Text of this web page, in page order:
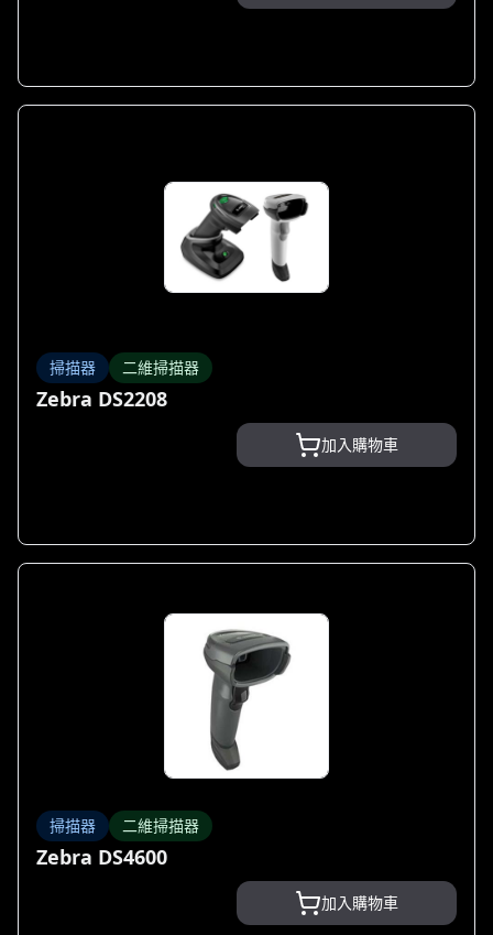
掃描器 二維掃描器
Zebra DS2208
加入購物車
掃描器 二維掃描器
Zebra DS4600
加入購物車